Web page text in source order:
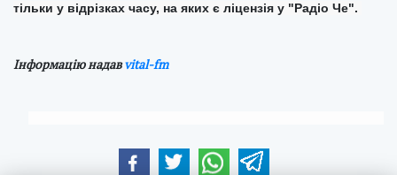
тільки у відрізках часу, на яких є ліцензія у "Радіо Че".
Інформацію надавvital-fm